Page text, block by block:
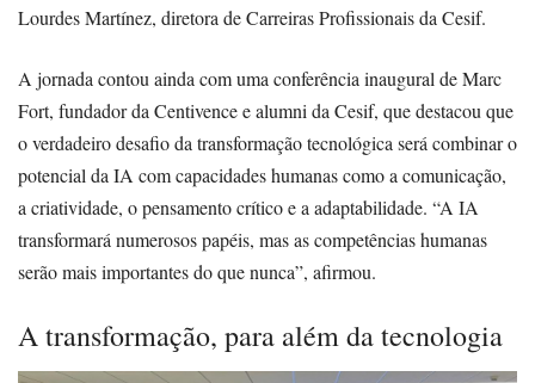
Lourdes Martínez, diretora de Carreiras Profissionais da Cesif.
A jornada contou ainda com uma conferência inaugural de Marc
Fort, fundador da Centivence e alumni da Cesif, que destacou que
o verdadeiro desafio da transformação tecnológica será combinar o
potencial da IA com capacidades humanas como a comunicação,
a criatividade, o pensamento crítico e a adaptabilidade. “A IA
transformará numerosos papéis, mas as competências humanas
serão mais importantes do que nunca”, afirmou.
A transformação, para além da tecnologia